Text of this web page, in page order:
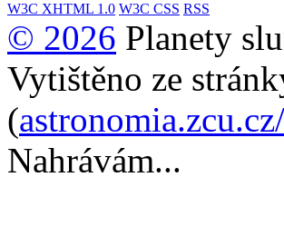
W3C XHTML 1.0 W3C CSS RSS
© 2026 Planety
Vytištěno ze
(
Nahrávám...